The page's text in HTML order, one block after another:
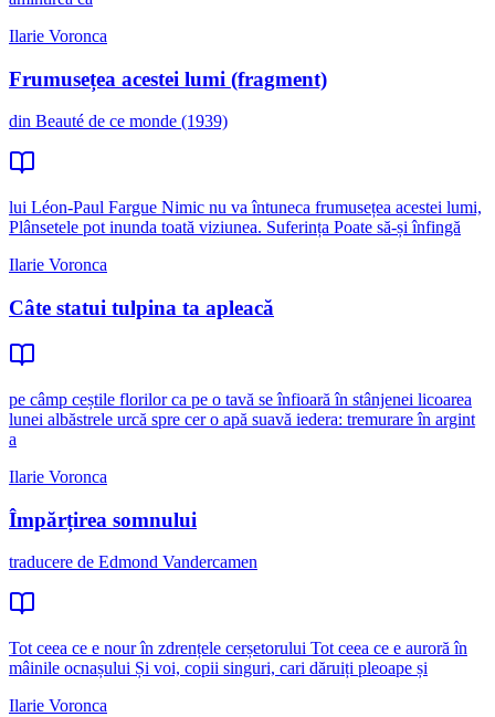
Ilarie Voronca
Frumusețea acestei lumi (fragment)
din Beauté de ce monde (1939)
lui Léon-Paul Fargue Nimic nu va întuneca frumusețea acestei lumi,
Plânsetele pot inunda toată viziunea. Suferința Poate să-și înfingă
Ilarie Voronca
Câte statui tulpina ta apleacă
pe câmp ceștile florilor ca pe o tavă se înfioară în stânjenei licoarea
lunei albăstrele urcă spre cer o apă suavă iedera: tremurare în argint
a
Ilarie Voronca
Împărțirea somnului
traducere de Edmond Vandercamen
Tot ceea ce e nour în zdrențele cerșetorului Tot ceea ce e auroră în
mâinile ocnașului Și voi, copii singuri, cari dăruiți pleoape și
Ilarie Voronca